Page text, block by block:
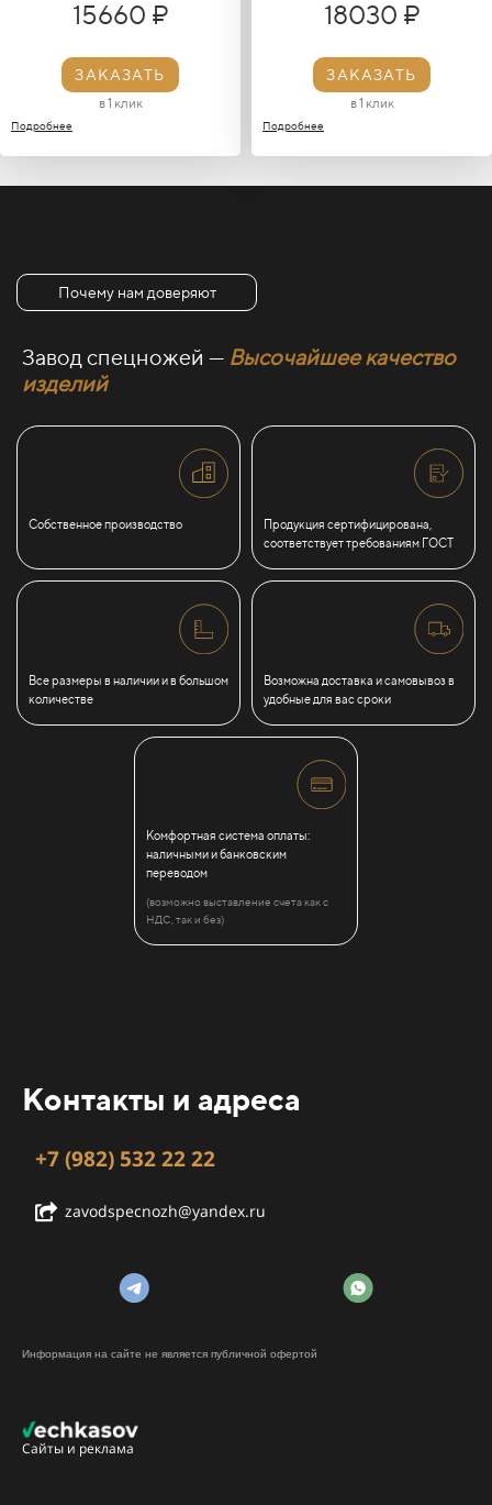
15660 ₽
ЗАКАЗАТЬ
в 1 клик
Подробнее
18030 ₽
ЗАКАЗАТЬ
в 1 клик
Подробнее
Почему нам доверяют
Завод спецножей — Высочайшее качество
изделий
Собственное производство
Продукция сертифицирована,
соответствует требованиям ГОСТ
Все размеры в наличии и в большом
количестве
Возможна доставка и самовывоз в
удобные для вас сроки
Комфортная система оплаты:
наличными и банковским
переводом
(возможно выставление счета как с
НДС, так и без)
Контакты и адреса
+7 (982) 532 22 22
zavodspecnozh@yandex.ru
Информация на сайте не является публичной офертой
Сайты и реклама